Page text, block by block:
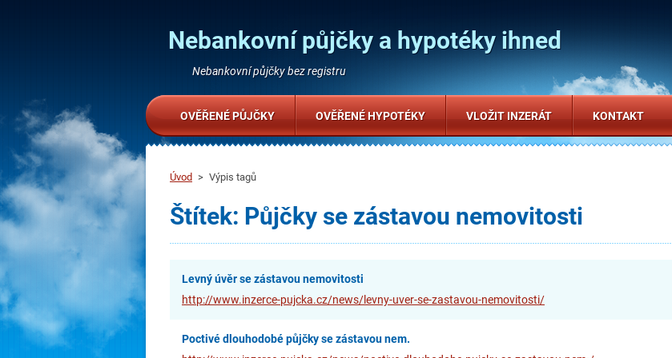
Nebankovní půjčky a hypotéky ihned
Nebankovní půjčky bez registru
Úvod > Výpis tagů
Štítek: Půjčky se zástavou nemovitosti
Levný úvěr se zástavou nemovitosti
http://www.inzerce-pujcka.cz/news/levny-uver-se-zastavou-nemovitosti/
Poctivé dlouhodobé půjčky se zástavou nem.
OVĚŘENÉ PŮJČKY OVĚŘENÉ HYPOTÉKY VLOŽIT INZERÁT KONTAKT